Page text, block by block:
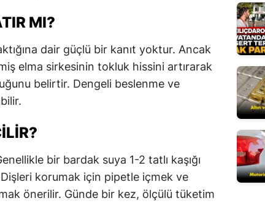
Mersin
İstanbul
Kastamonu
Kayseri
Kırklareli
MI?
dair güçlü bir kanıt yoktur. Ancak
elma sirkesinin tokluk hissini artırarak
belirtir. Dengeli beslenme ve
bir bardak suya 1-2 tatlı kaşığı
korumak için pipetle içmek ve
önerilir. Günde bir kez, ölçülü tüketim